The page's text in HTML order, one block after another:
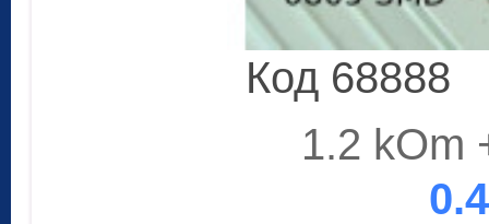
Код 68888
1.2 kOm